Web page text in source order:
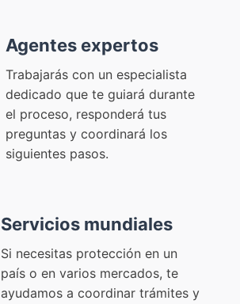
Agentes expertos
Trabajarás con un especialista
dedicado que te guiará durante
el proceso, responderá tus
preguntas y coordinará los
siguientes pasos.
Servicios mundiales
Si necesitas protección en un
país o en varios mercados, te
ayudamos a coordinar trámites y